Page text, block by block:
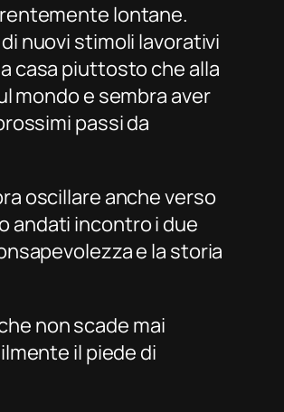
lontane.
nuovi stimoli lavorativi
casa piuttosto che alla
mondo e sembra aver
passi da
oscillare anche verso
andati incontro i due
e la storia
non scade mai
il piede di